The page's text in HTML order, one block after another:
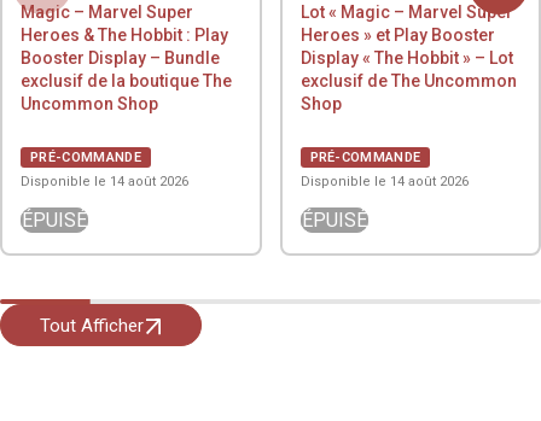
Magic – Marvel Super
Heroes & The Hobbit : Play
Booster Display – Bundle
exclusif de la boutique The
Uncommon Shop
PRÉ-COMMANDE
Disponible le 14 août 2026
ÉPUISÉ
Lot « Magic – Marvel Super
Heroes » et Play Booster
Display « The Hobbit » – Lot
exclusif de The Uncommon
Shop
PRÉ-COMMANDE
Disponible le 14 août 2026
ÉPUISÉ
Tout Afficher